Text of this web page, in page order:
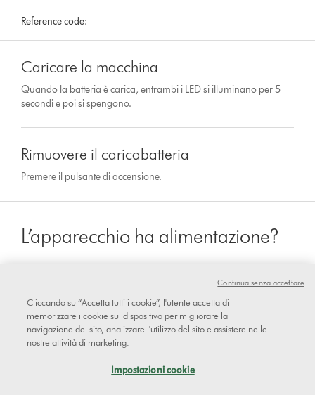
Reference code:
Caricare la macchina
Quando la batteria è carica, entrambi i LED si illuminano per 5
secondi e poi si spengono.
Rimuovere il caricabatteria
Premere il pulsante di accensione.
L’apparecchio ha alimentazione?
No
Cliccando su “Accetta tutti i cookie”, l'utente accetta di
memorizzare i cookie sul dispositivo per migliorare la
navigazione del sito, analizzare l'utilizzo del sito e assistere nelle
nostre attività di marketing.
Impostazioni cookie
Continua senza accettare